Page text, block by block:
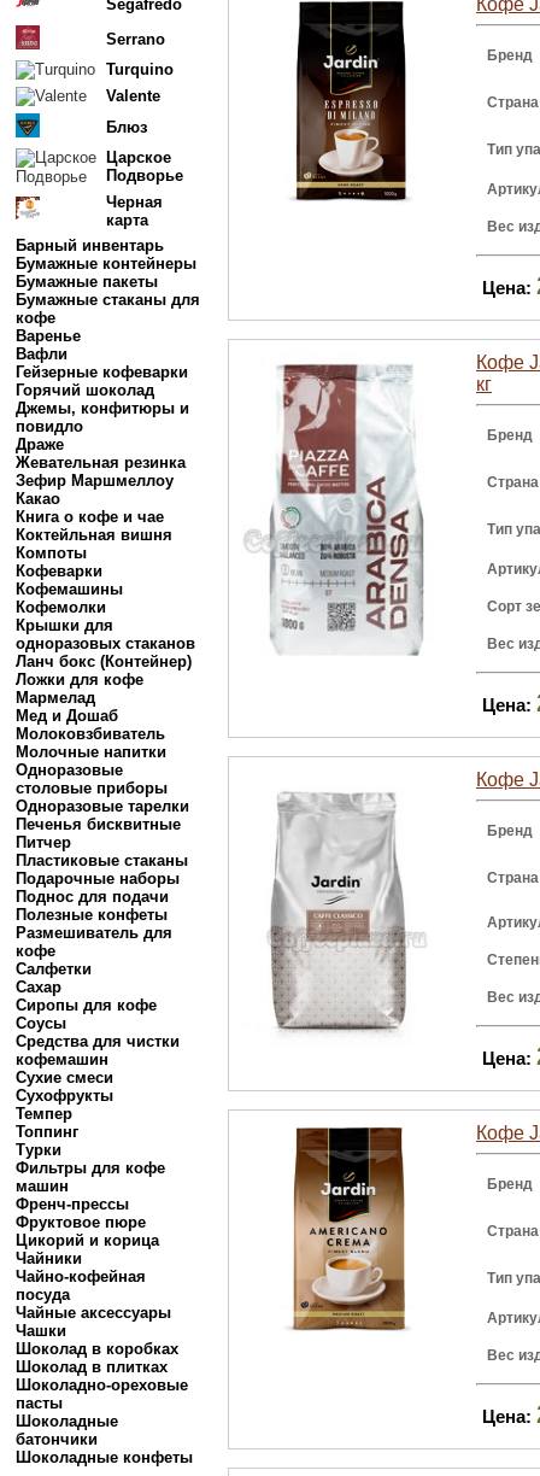
Segafredo
Serrano
Turquino
Valente
Блюз
Царское
Подворье
Черная
карта
Барный инвентарь
Бумажные контейнеры
Бумажные пакеты
Бумажные стаканы для
кофе
Варенье
Вафли
Гейзерные кофеварки
Горячий шоколад
Джемы, конфитюры и
повидло
Драже
Жевательная резинка
Зефир Маршмеллоу
Какао
Книга о кофе и чае
Коктейльная вишня
Компоты
Кофеварки
Кофемашины
Кофемолки
Крышки для
одноразовых стаканов
Ланч бокс (Контейнер)
Ложки для кофе
Мармелад
Мед и Дошаб
Молоковзбиватель
Молочные напитки
Одноразовые
столовые приборы
Одноразовые тарелки
Печенья бисквитные
Питчер
Пластиковые стаканы
Подарочные наборы
Поднос для подачи
Полезные конфеты
Размешиватель для
кофе
Салфетки
Сахар
Сиропы для кофе
Соусы
Средства для чистки
кофемашин
Сухие смеси
Сухофрукты
Темпер
Топпинг
Турки
Фильтры для кофе
машин
Френч-прессы
Фруктовое пюре
Цикорий и корица
Чайники
Чайно-кофейная
посуда
Чайные аксессуары
Чашки
Шоколад в коробках
Шоколад в плитках
Шоколадно-ореховые
пасты
Шоколадные
батончики
Шоколадные конфеты
Кофе
Бренд
Тип
Вес
Цена:
Кофе
кг
Бренд
Тип
Сорт
Вес
Цена:
Кофе
Бренд
Вес
Цена:
Кофе
Бренд
Тип
Вес
Цена: